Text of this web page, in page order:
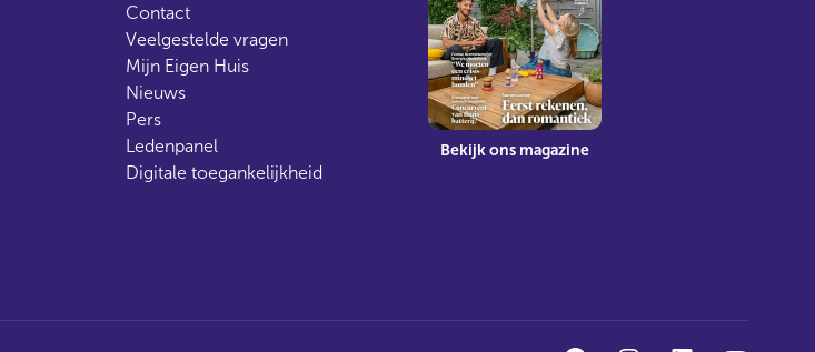
Contact
Veelgestelde vragen
Mijn Eigen Huis
Nieuws
Pers
Ledenpanel
Digitale toegankelijkheid
Bekijk ons magazine